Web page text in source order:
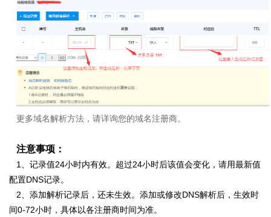
更多域名解析方法，请详询您的域名注册商。
注意事项：
1、记录值24小时内有效。超过24小时后该值会变化，请用最新值
配置DNS记录。
2、添加解析记录后，还未生效。添加或修改DNS解析后，生效时
间0-72小时，具体以各注册商时间为准。